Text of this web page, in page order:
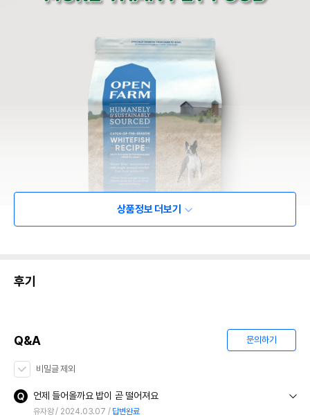
상품정보 더보기
후기
Q&A 문의하기
비밀글 제외
언제 들어올까요 밥이 곧 떨어져요
유자왕 2024.03.07 답변완료